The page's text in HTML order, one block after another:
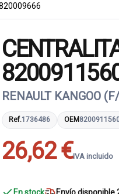
RENAULT KANGOO
Ref.1736486 OEM
26,62 €IVA incluido
En stock Envío disponible